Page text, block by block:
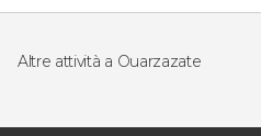
Altre attività a Ouarzazate